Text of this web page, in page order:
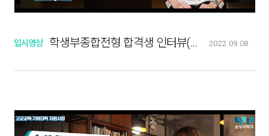
입시영상 학생부종합전형 합격생 인터뷰(행정학부) 2022.09.08